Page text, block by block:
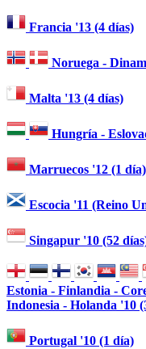
Francia '13 (4 días)
Noruega -
Malta '13 (4 días)
Hungría -
Marruecos '12 (1 día)
Escocia '11 (Reino
Singapur '10 (52
Estonia - Finlandia -
Indonesia - Holanda '10
Portugal '10 (1 día)